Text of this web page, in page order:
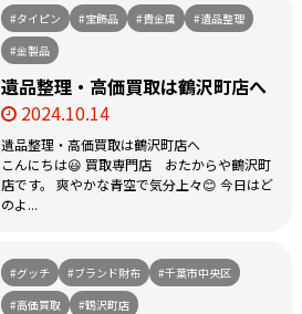
#タイピン #宝飾品 #貴金属
#遺品整理
#金製品
遺品整理・高価買取は鶴沢町店へ
2024.10.14
遺品整理・高価買取は鶴沢町店へ
こんにちは😃 買取専門店 おたからや鶴沢町
店です。 爽やかな青空で気分上々😊 今日はど
のよ...
#グッチ #ブランド財布
#千葉市中央区
#高価買取
#鶴沢町店